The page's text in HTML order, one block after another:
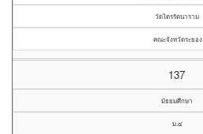
วัดไตรรัตนาราม
คณะจังหวัดระยอง
137
มัธยมศึกษา
ม.๔